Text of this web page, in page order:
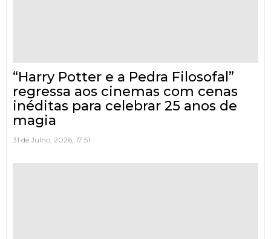
“Harry Potter e a Pedra Filosofal”
regressa aos cinemas com cenas
inéditas para celebrar 25 anos de
magia
31 de Julho, 2026, 17:51